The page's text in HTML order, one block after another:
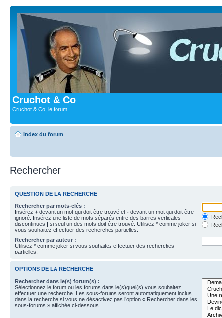
Cruchot & Co
Cruchot & Co, le forum
Index du forum
Rechercher
QUESTION DE LA RECHERCHE
Rechercher par mots-clés :
Insérez + devant un mot qui doit être trouvé et - devant un mot qui doit être
ignoré. Insérez une liste de mots séparés entre des barres verticales
discontinues | si seul un des mots doit être trouvé. Utilisez * comme joker si
vous souhaitez effectuer des recherches partielles.
Rechercher par auteur :
Utilisez * comme joker si vous souhaitez effectuer des recherches
partielles.
OPTIONS DE LA RECHERCHE
Rechercher dans le(s) forum(s) :
Sélectionnez le forum ou les forums dans le(s)quel(s) vous souhaitez
effectuer une recherche. Les sous-forums seront automatiquement inclus
dans la recherche si vous ne désactivez pas l’option « Rechercher dans les
sous-forums » affichée ci-dessous.